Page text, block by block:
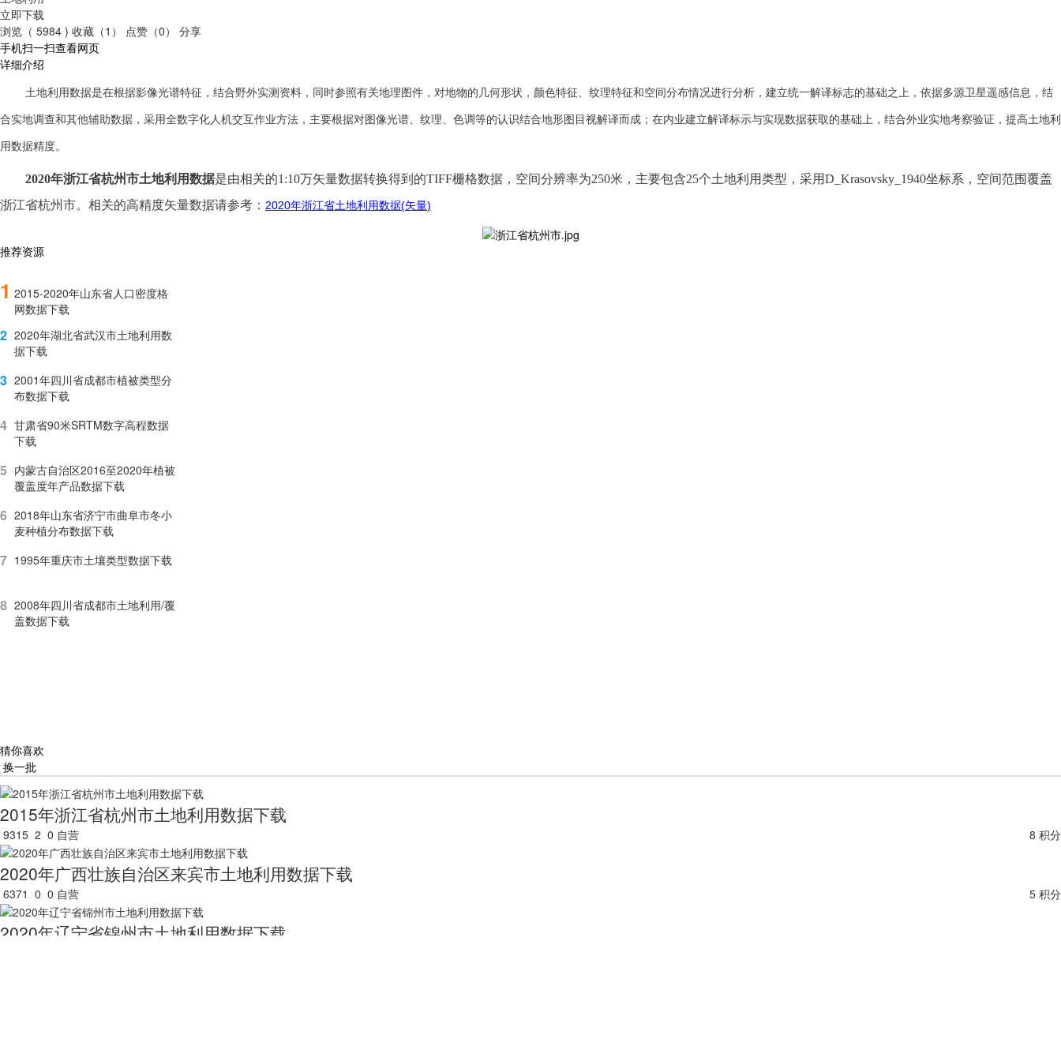
立即下载
浏览（ 5984 ) 收藏（1） 点赞（0）
分享
手机扫一扫查看网页
详细介绍
土地利用数据是在根据影像光谱特征，结合野外实测资料，同时参照有关地理图件，对地物的几何形状，颜色特征、纹理特征和空间分布情况进行分析，建立统一解译标志的基础之上，依据多源卫星遥感信息，结
合实地调查和其他辅助数据，采用全数字化人机交互作业方法，主要根据对图像光谱、纹理、色调等的认识结合地形图目视解译而成；在内业建立解译标示与实现数据获取的基础上，结合外业实地考察验证，提高土地利
用数据精度。
2020年浙江省杭州市土地利用数据是由相关的1:10万矢量数据转换得到的TIFF栅格数据，空间分辨率为250米，主要包含25个土地利用类型，采用D_Krasovsky_1940坐标系，空间范围覆盖
浙江省杭州市。相关的高精度矢量数据请参考： 2020年浙江省土地利用数据(矢量)
推荐资源
1 2015-2020年山东省人口密度格
网数据下载
2 2020年湖北省武汉市土地利用数
据下载
3 2001年四川省成都市植被类型分
布数据下载
4 甘肃省90米SRTM数字高程数据
下载
5 内蒙古自治区2016至2020年植被
覆盖度年产品数据下载
6 2018年山东省济宁市曲阜市冬小
麦种植分布数据下载
7 1995年重庆市土壤类型数据下载
8 2008年四川省成都市土地利用/覆
盖数据下载
猜你喜欢
换一批
2015年浙江省杭州市土地利用数据下载
9315 2 0 自营 8 积分
2020年广西壮族自治区来宾市土地利用数据下载
6371 0 0 自营 5 积分
2020年辽宁省锦州市土地利用数据下载